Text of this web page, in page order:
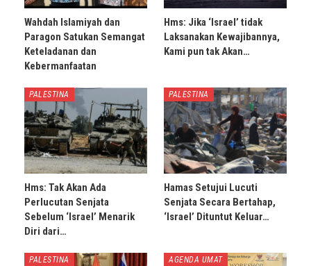
Wahdah Islamiyah dan
Paragon Satukan Semangat
Keteladanan dan
Kebermanfaatan
Hms: Jika ‘Israel’ tidak
Laksanakan Kewajibannya,
Kami pun tak Akan…
PALESTINA
Hms: Tak Akan Ada
Perlucutan Senjata
Sebelum ‘Israel’ Menarik
Diri dari…
PALESTINA
Hamas Setujui Lucuti
Senjata Secara Bertahap,
‘Israel’ Dituntut Keluar…
PALESTINA AGENDA UMAT